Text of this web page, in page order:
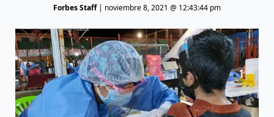
Forbes Staff| noviembre 8, 2021 @ 12:43:44 pm